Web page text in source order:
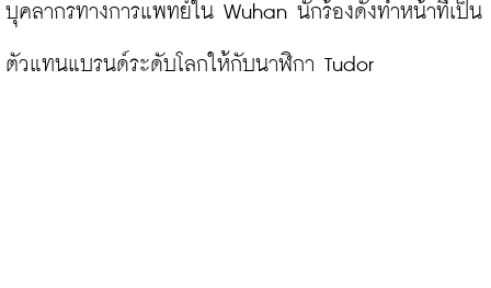
บุคลากรทางการแพทย์ใน Wuhan นักร้องดังทำหน้าที่เป็น
ตัวแทนแบรนด์ระดับโลกให้กับนาฬิกา Tudor